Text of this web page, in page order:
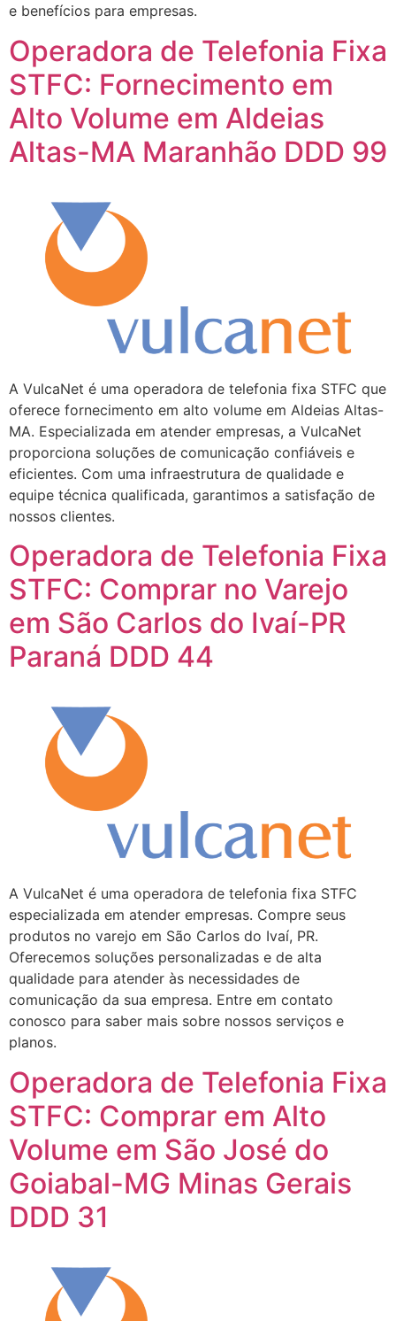
e benefícios para empresas.
Operadora de Telefonia Fixa
STFC: Fornecimento em
Alto Volume em Aldeias
Altas-MA Maranhão DDD 99
A VulcaNet é uma operadora de telefonia fixa STFC que
oferece fornecimento em alto volume em Aldeias Altas-
MA. Especializada em atender empresas, a VulcaNet
proporciona soluções de comunicação confiáveis e
eficientes. Com uma infraestrutura de qualidade e
equipe técnica qualificada, garantimos a satisfação de
nossos clientes.
Operadora de Telefonia Fixa
STFC: Comprar no Varejo
em São Carlos do Ivaí-PR
Paraná DDD 44
A VulcaNet é uma operadora de telefonia fixa STFC
especializada em atender empresas. Compre seus
produtos no varejo em São Carlos do Ivaí, PR.
Oferecemos soluções personalizadas e de alta
qualidade para atender às necessidades de
comunicação da sua empresa. Entre em contato
conosco para saber mais sobre nossos serviços e
planos.
Operadora de Telefonia Fixa
STFC: Comprar em Alto
Volume em São José do
Goiabal-MG Minas Gerais
DDD 31